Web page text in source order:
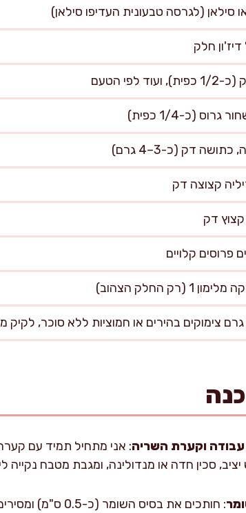
(רק החלק הצהוב)
וקערת השריה: אני מתחיל תמיד עם
סכין חדה או מנדולינה, ומגבת מטבח נקייה
: חותכים את